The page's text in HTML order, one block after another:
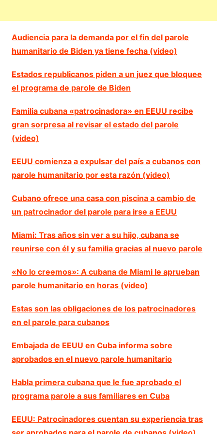
Audiencia para la demanda por el fin del parole
humanitario de Biden ya tiene fecha (video)
Estados republicanos piden a un juez que bloquee
el programa de parole de Biden
Familia cubana «patrocinadora» en EEUU recibe
gran sorpresa al revisar el estado del parole
(video)
EEUU comienza a expulsar del país a cubanos con
parole humanitario por esta razón (video)
Cubano ofrece una casa con piscina a cambio de
un patrocinador del parole para irse a EEUU
Miami: Tras años sin ver a su hijo, cubana se
reunirse con él y su familia gracias al nuevo parole
«No lo creemos»: A cubana de Miami le aprueban
parole humanitario en horas (video)
Estas son las obligaciones de los patrocinadores
en el parole para cubanos
Embajada de EEUU en Cuba informa sobre
aprobados en el nuevo parole humanitario
Habla primera cubana que le fue aprobado el
programa parole a sus familiares en Cuba
EEUU: Patrocinadores cuentan su experiencia tras